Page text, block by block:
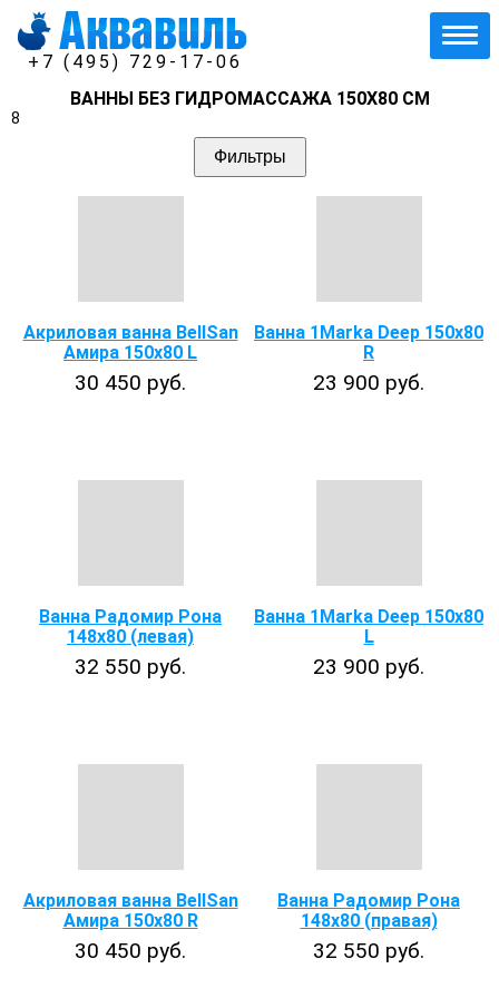
+7 (495) 729-17-06
ВАННЫ БЕЗ ГИДРОМАССАЖА 150Х80 СМ
8
Фильтры
Акриловая ванна BellSan
Амира 150x80 L
30 450 руб.
Ванна 1Marka Deep 150х80
R
23 900 руб.
Ванна Радомир Рона
148x80 (левая)
32 550 руб.
Ванна 1Marka Deep 150х80
L
23 900 руб.
Акриловая ванна BellSan
Амира 150x80 R
30 450 руб.
Ванна Радомир Рона
148x80 (правая)
32 550 руб.